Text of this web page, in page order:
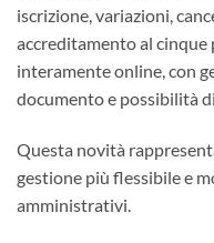
iscrizione, variazioni,
accreditamento al cinque
interamente online, con
documento e possibilità
Questa novità
gestione più flessibile e
amministrativi.